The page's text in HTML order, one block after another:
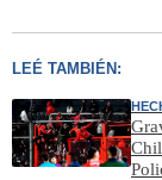
LEÉ TAMBIÉN: